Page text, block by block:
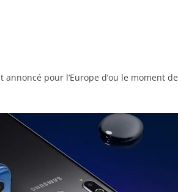
pour l’Europe d’ou le moment de